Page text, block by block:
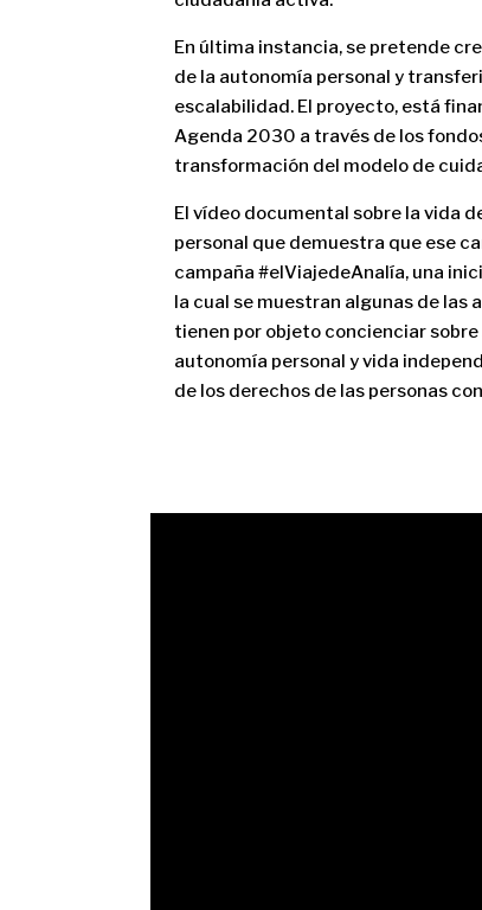
En última instancia, se pretende
de la autonomía personal y
escalabilidad. El proyecto, está
Agenda 2030 a través de los
transformación del modelo de
El vídeo documental sobre la vida
personal que demuestra que ese
campaña #elViajedeAnalía, una
la cual se muestran algunas de las
tienen por objeto concienciar
autonomía personal y vida
de los derechos de las personas